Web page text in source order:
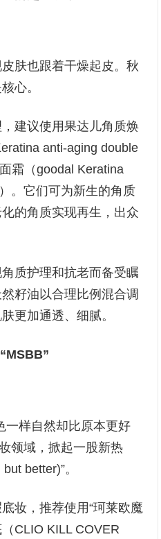
肤也跟着干燥起皮。秋
心。
建议使用果达儿角质焕
anti-aging double
霜（goodal Keratina
。它们可为新生的角质
的角质实现再生，出众
质护理和抗老而备受瞩
籽油以合理比例混合调
更加通透、细腻。
一样自然却比原本更好
领域，掀起一股新热
better)”。
妆，推荐使用“珂莱欧魔
CLIO KILL COVER